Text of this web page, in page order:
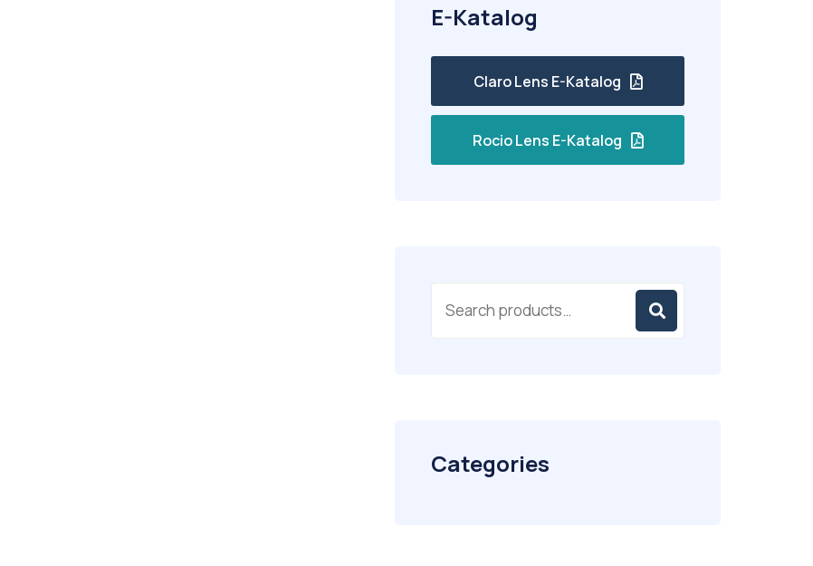
E-Katalog
Claro Lens E-Katalog
Rocio Lens E-Katalog
Categories